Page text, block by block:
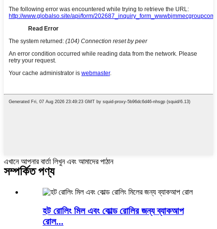
এখানে আপনার বার্তা লিখুন এবং আমাদের পাঠান
সম্পর্কিত পণ্য
হট রোলিং মিল এবং কোল্ড রোলির জন্য ব্যাকআপ
রোল...